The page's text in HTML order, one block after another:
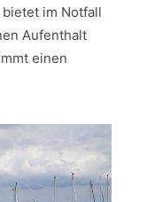
im Notfall
Aufenthalt
einen